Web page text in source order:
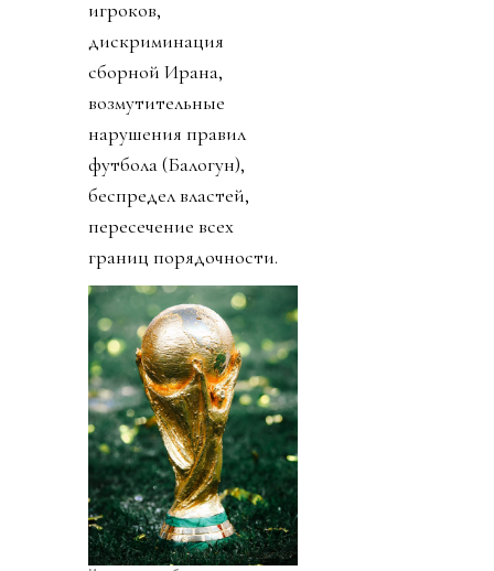
игроков,
дискриминация
сборной Ирана,
возмутительные
нарушения правил
футбола (Балогун),
беспредел властей,
пересечение всех
границ порядочности.